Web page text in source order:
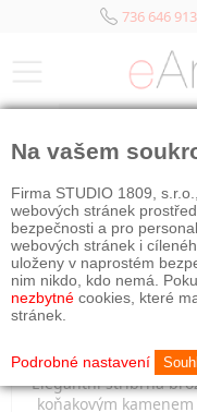
736 646 913
Elegantní stříbrná
koňakovým kamenem
Na vašem
Firma STUDIO 1809,
webových stránek
bezpečnosti a pro
webových stránek i
uloženy v naprostém
nim nikdo, kdo nemá.
nezbytné cookies, které
stránek.
Podrobné nastavení